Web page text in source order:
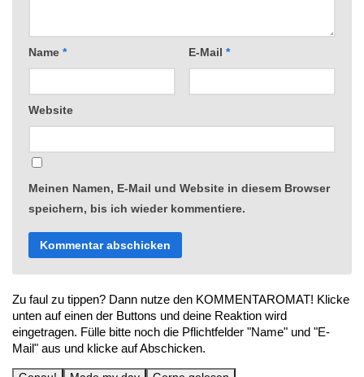
Name * E-Mail *
Website
Meinen Namen, E-Mail und Website in diesem Browser
speichern, bis ich wieder kommentiere.
Zu faul zu tippen? Dann nutze den KOMMENTAROMAT! Klicke
unten auf einen der Buttons und deine Reaktion wird
eingetragen. Fülle bitte noch die Pflichtfelder "Name" und "E-
Mail" aus und klicke auf Abschicken.